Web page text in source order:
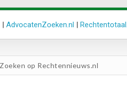
| AdvocatenZoeken.nl |